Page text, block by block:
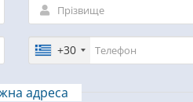
+30
адреса